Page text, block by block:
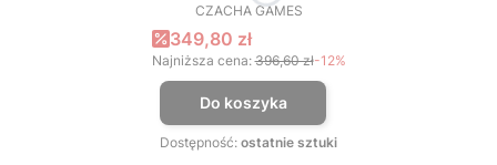
PRODUCENT
CZACHA GAMES
Cena promocyjna
349,80 zł
Najniższa cena: 396,60 zł-12%
Do koszyka
Dostępność: ostatnie sztuki